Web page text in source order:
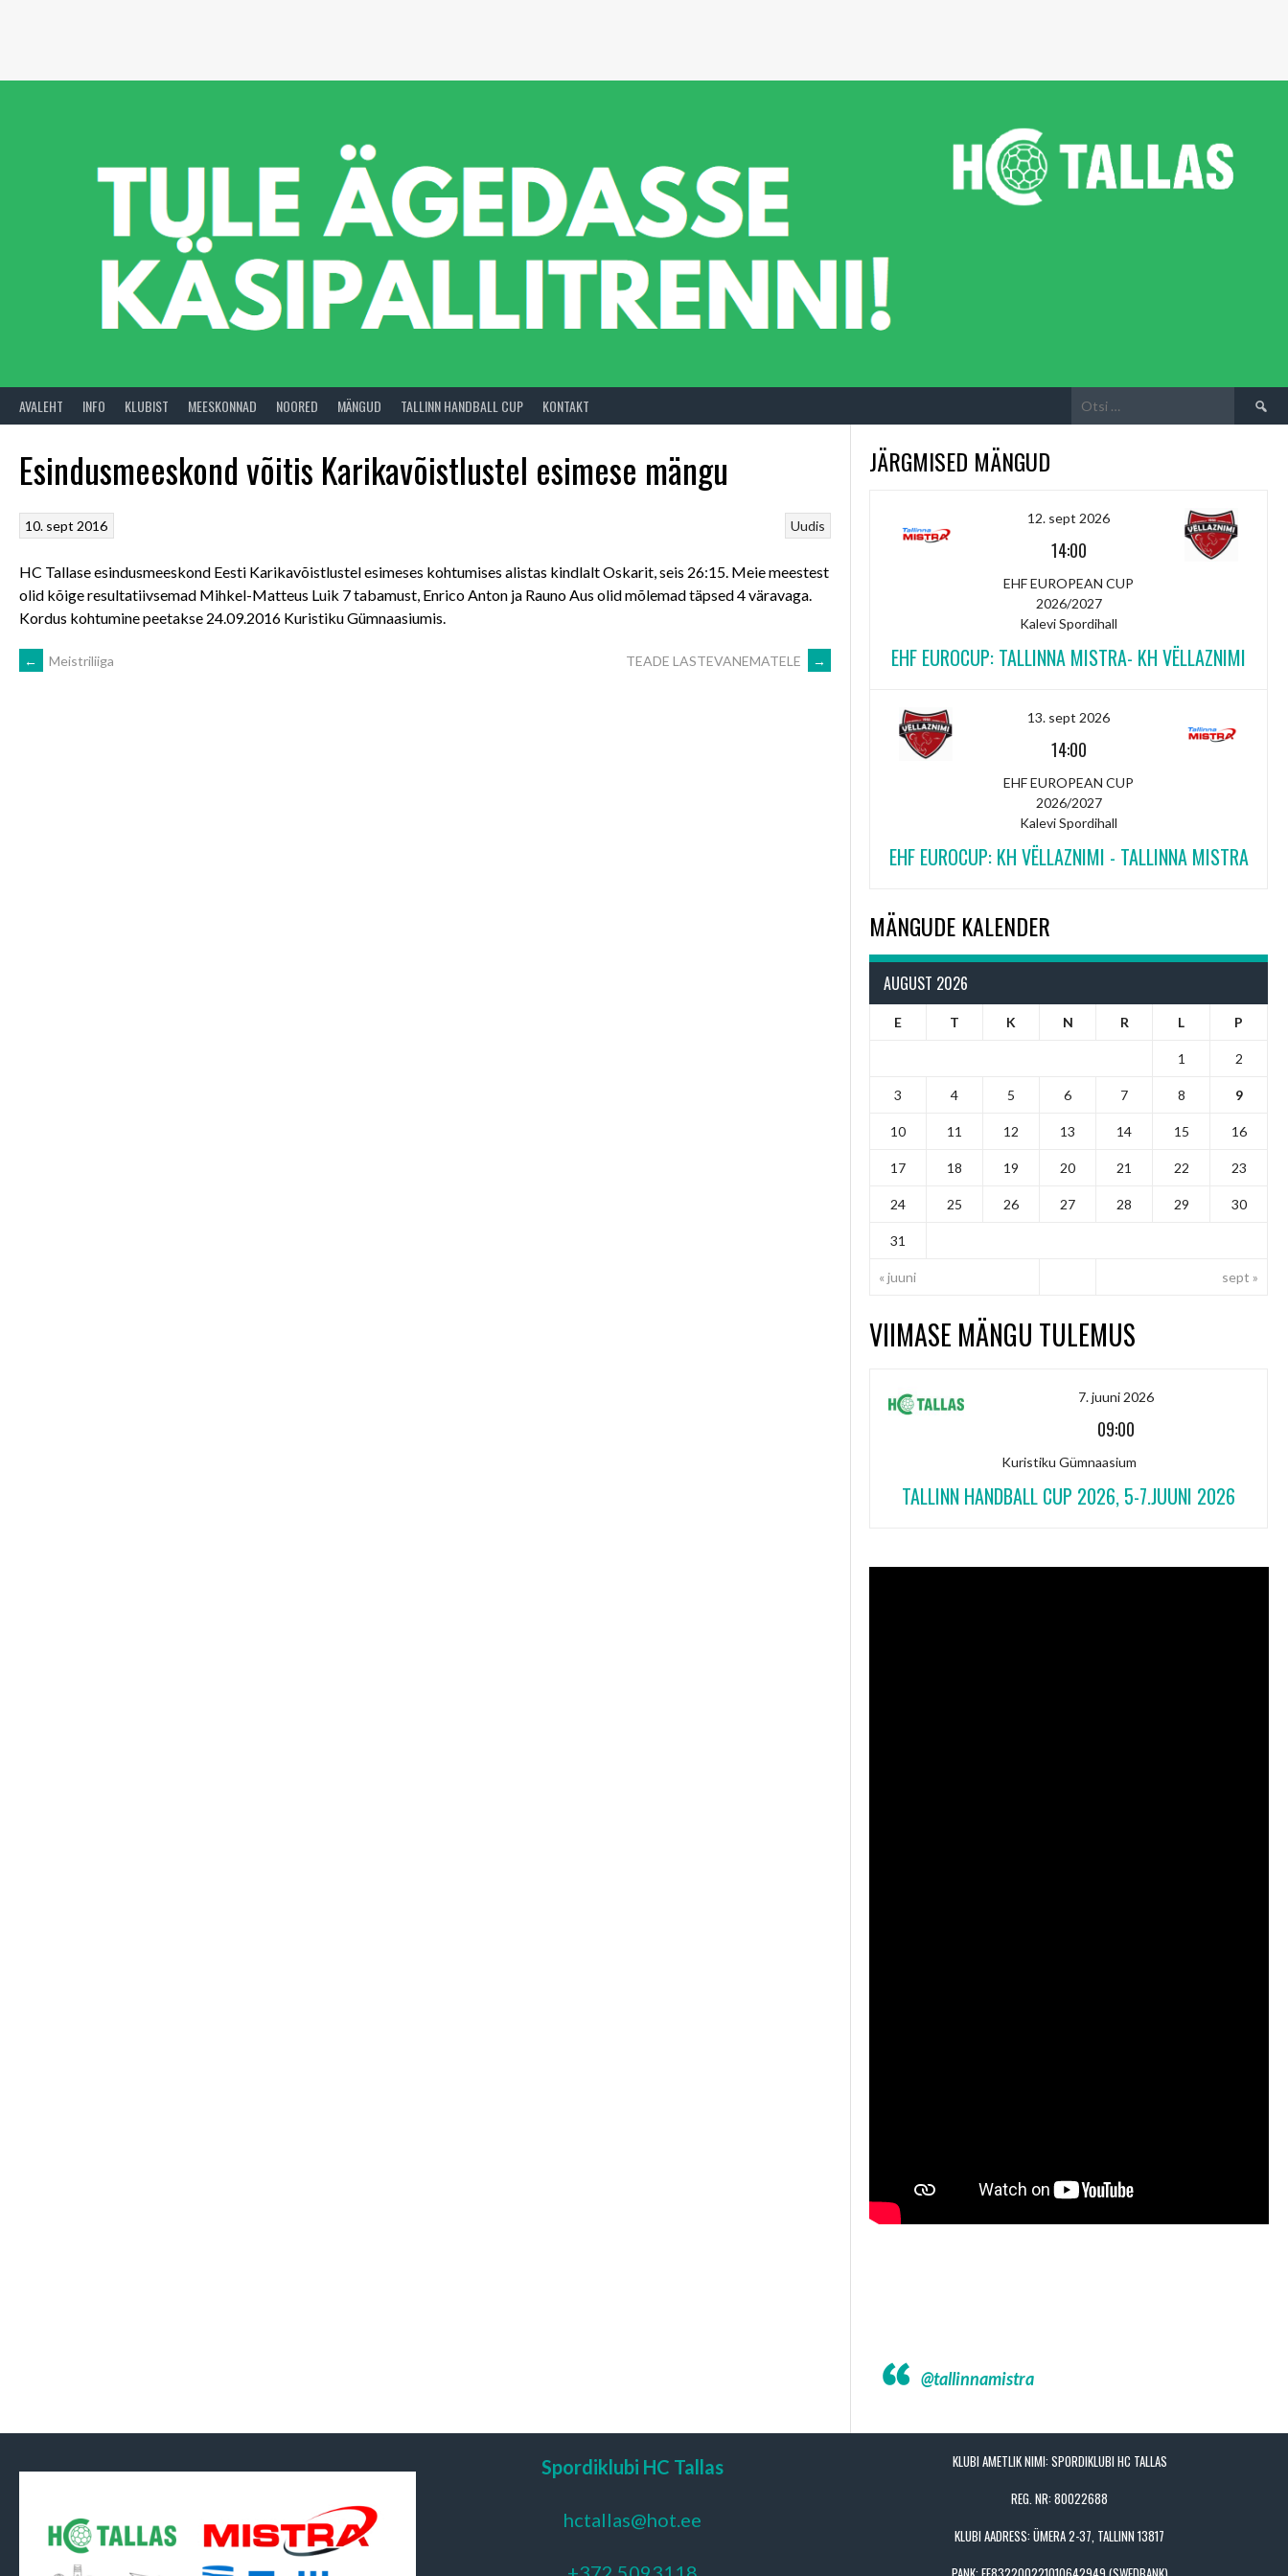
AVALEHT INFO KLUBIST MEESKONNAD NOORED MÄNGUD TALLINN HANDBALL CUP KONTAKT Otsi:
Esindusmeeskond võitis Karikavõistlustel esimese mängu
Uudis
10. sept 2016
HC Tallase esindusmeeskond Eesti Karikavõistlustel esimeses kohtumises alistas kindlalt Oskarit, seis 26:15. Meie meestest
olid kõige resultatiivsemad Mihkel-Matteus Luik 7 tabamust, Enrico Anton ja Rauno Aus olid mõlemad täpsed 4 väravaga.
Kordus kohtumine peetakse 24.09.2016 Kuristiku Gümnaasiumis.
POST
← Meistriliiga TEADE LASTEVANEMATELE →
JÄRGMISED MÄNGUD
12. sept 2026
14:00
EHF EUROPEAN CUP
2026/2027
Kalevi Spordihall
EHF EUROCUP: TALLINNA MISTRA- KH VËLLAZNIMI
13. sept 2026
14:00
EHF EUROPEAN CUP
2026/2027
Kalevi Spordihall
EHF EUROCUP: KH VËLLAZNIMI - TALLINNA MISTRA
MÄNGUDE KALENDER
AUGUST 2026
E T K N R L P
« juuni sept »
1 2
3 4 5 6 7 8 9
10 11 12 13 14 15 16
17 18 19 20 21 22 23
24 25 26 27 28 29 30
31
VIIMASE MÄNGU TULEMUS
7. juuni 2026
09:00
Kuristiku Gümnaasium
TALLINN HANDBALL CUP 2026, 5-7.JUUNI 2026
@tallinnamistra
Spordiklubi HC Tallas
hctallas@hot.ee
KLUBI AMETLIK NIMI: SPORDIKLUBI HC TALLAS
REG. NR: 80022688
KLUBI AADRESS: ÜMERA 2-37, TALLINN 13817